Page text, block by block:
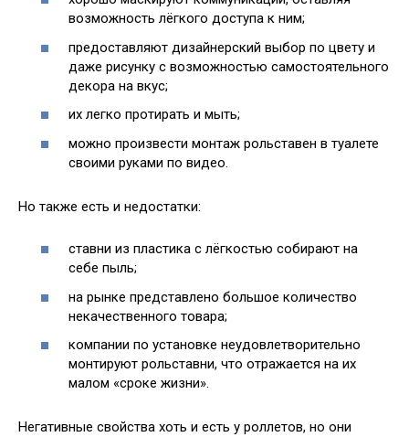
возможность лёгкого доступа к ним;
предоставляют дизайнерский выбор по цвету и
даже рисунку с возможностью самостоятельного
декора на вкус;
их легко протирать и мыть;
можно произвести монтаж рольставен в туалете
своими руками по видео.
Но также есть и недостатки:
ставни из пластика с лёгкостью собирают на
себе пыль;
на рынке представлено большое количество
некачественного товара;
компании по установке неудовлетворительно
монтируют рольставни, что отражается на их
малом «сроке жизни».
Негативные свойства хоть и есть у роллетов, но они